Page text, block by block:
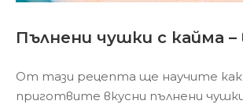
Пълнени чушки с кайма –
От тази рецепта ще научите как
приготвите вкусни пълнени